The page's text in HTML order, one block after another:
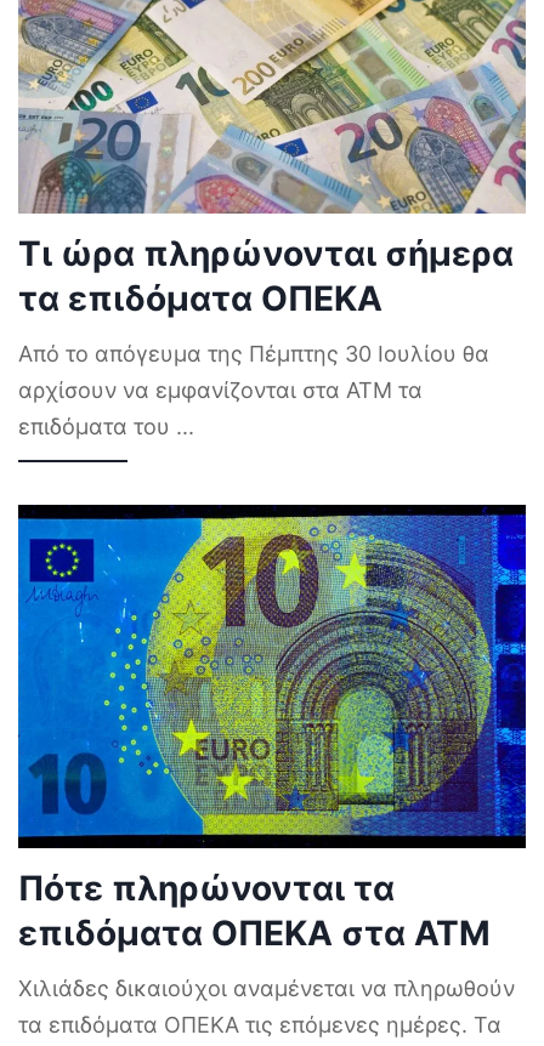
Τι ώρα πληρώνονται σήμερα
τα επιδόματα ΟΠΕΚΑ
Από το απόγευμα της Πέμπτης 30 Ιουλίου θα
αρχίσουν να εμφανίζονται στα ΑΤΜ τα
επιδόματα του ...
Πότε πληρώνονται τα
επιδόματα ΟΠΕΚΑ στα ΑΤΜ
Χιλιάδες δικαιούχοι αναμένεται να πληρωθούν
τα επιδόματα ΟΠΕΚΑ τις επόμενες ημέρες. Τα